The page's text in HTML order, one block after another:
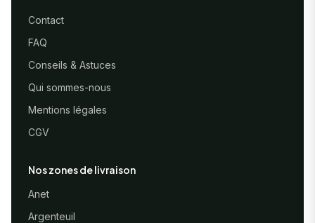
Contact
FAQ
Conseils & Astuces
Qui sommes-nous
Mentions légales
CGV
Nos zones de livraison
Anet
Argenteuil